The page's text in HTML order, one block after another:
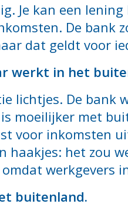
Je kan een
De bank
dat geldt voor
werkt in het
lichtjes. De bank
moeilijker met
voor inkomsten
haakjes: het zou
buitenland.